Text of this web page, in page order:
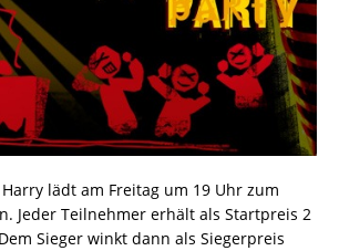
lädt am Freitag um 19 Uhr zum
Jeder Teilnehmer erhält als Startpreis 2
Sieger winkt dann als Siegerpreis